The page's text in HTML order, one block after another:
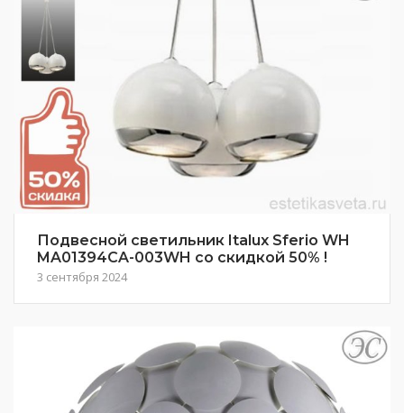
Подвесной светильник Italux Sferio WH
MA01394CA-003WH со скидкой 50% !
3 сентября 2024